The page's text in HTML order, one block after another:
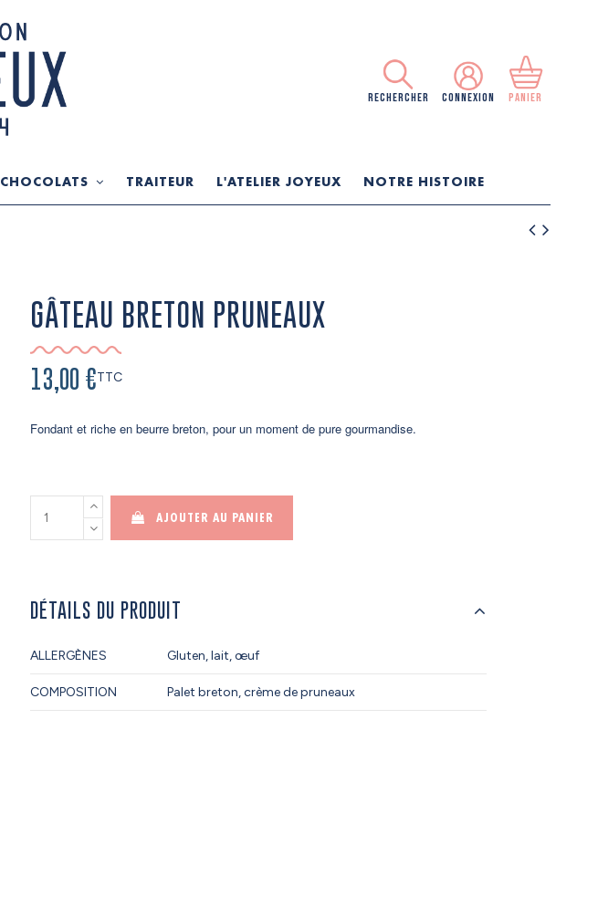
RECHERCHER CONNEXION PANIER
CHOCOLATS TRAITEUR L'ATELIER JOYEUX NOTRE HISTOIRE
GÂTEAU BRETON PRUNEAUX
13,00 €TTC
Fondant et riche en beurre breton, pour un moment de pure gourmandise.
AJOUTER AU PANIER
DÉTAILS DU PRODUIT
ALLERGÈNES Gluten, lait, œuf
COMPOSITION Palet breton, crème de pruneaux